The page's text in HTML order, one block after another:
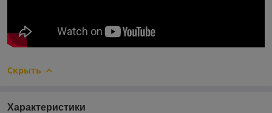
Скрыть
Характеристики